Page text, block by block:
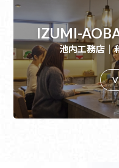
IZUMI-
池内工務店｜